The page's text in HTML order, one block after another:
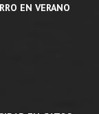
EN VERANO